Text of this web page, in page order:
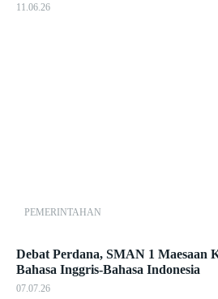
11.06.26
PEMERINTAHAN
Debat Perdana, SMAN 1 Maesaan
Bahasa Inggris-Bahasa Indonesia
07.07.26